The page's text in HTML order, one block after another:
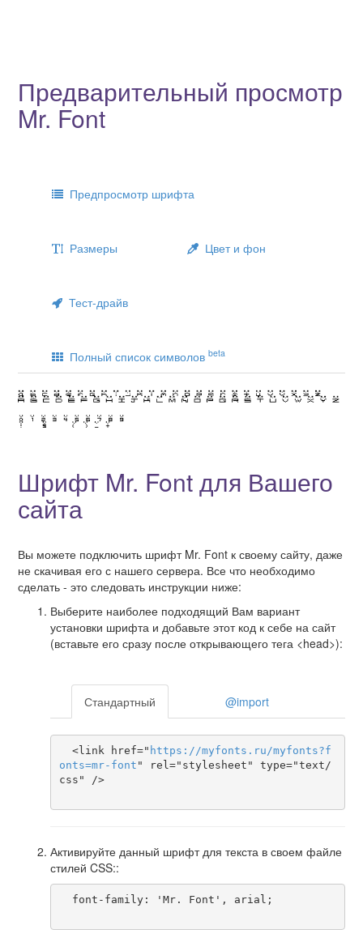
Предварительный просмотр
Mr. Font
Предпросмотр шрифта
Размеры Цвет и фон
Тест-драйв
Полный список символов beta
Шрифт Mr. Font для Вашего
сайта
Вы можете подключить шрифт Mr. Font к своему сайту, даже
не скачивая его с нашего сервера. Все что необходимо
сделать - это следовать инструкции ниже:
Выберите наиболее подходящий Вам вариант
установки шрифта и добавьте этот код к себе на сайт
(вставьте его сразу после открывающего тега <head>):
Стандартный @import
  <link href="
https ://myfonts . ru /myfonts?f
onts=mr-font " rel="stylesheet" type="text/
css" />
Активируйте данный шрифт для текста в своем файле
стилей CSS::